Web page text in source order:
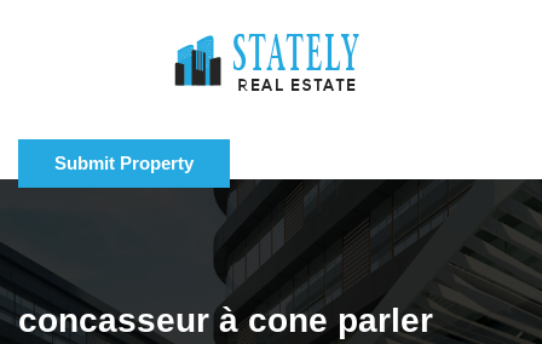
Submit Property
concasseur à cone parler